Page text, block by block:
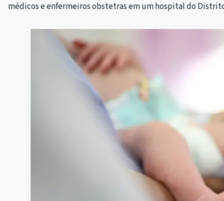
médicos e enfermeiros obstetras em um hospital do